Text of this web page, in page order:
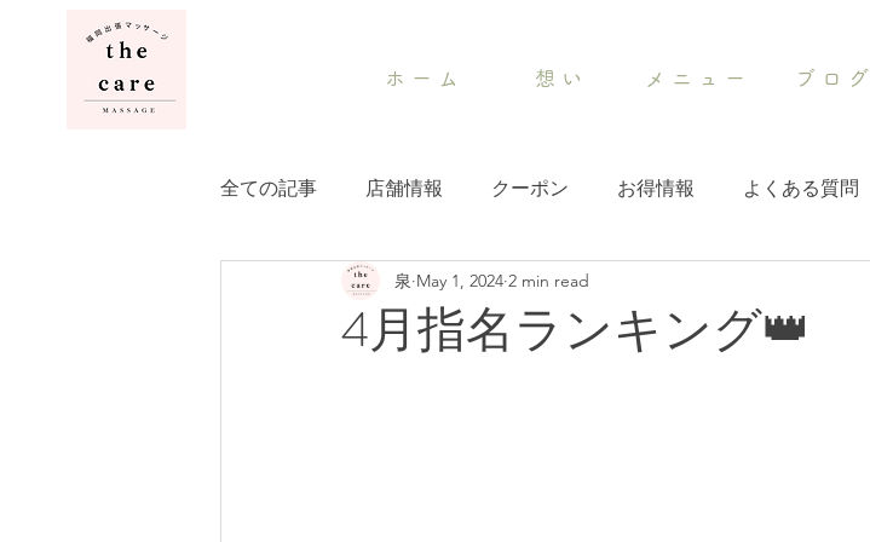
ホ ー ム 想 い メ ニ ュ ー ブ ロ グ
全ての記事 店舗情報 クーポン お得情報 よくある質問
4月指名ランキング👑
泉 May 1, 2024 2 min read